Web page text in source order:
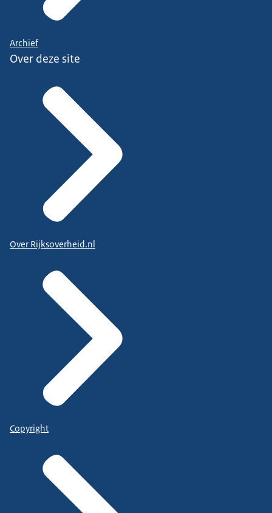
Archief
Over deze site
Over Rijksoverheid.nl
Copyright